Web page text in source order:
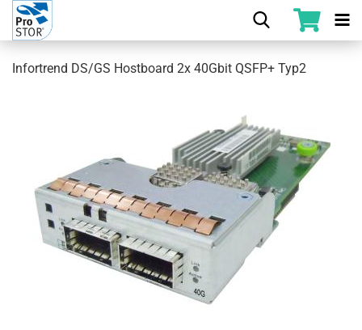
Infortrend DS/GS Hostboard 2x 40Gbit QSFP+ Typ2